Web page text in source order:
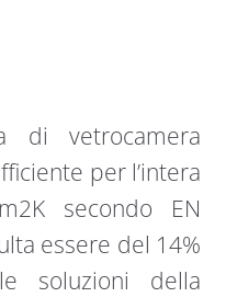
di vetrocamera
per l’intera
secondo EN
essere del 14%
soluzioni della